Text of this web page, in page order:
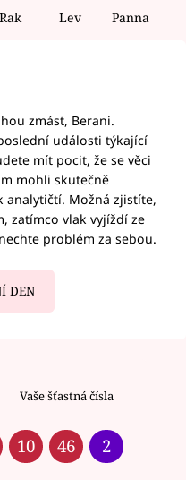
Rak Lev Panna
zmást, Berani.
události týkající
mít pocit, že se věci
mohli skutečně
analytičtí. Možná zjistíte,
zatímco vlak vyjíždí ze
problém za sebou.
DEN
Vaše šťastná čísla
10 46 2